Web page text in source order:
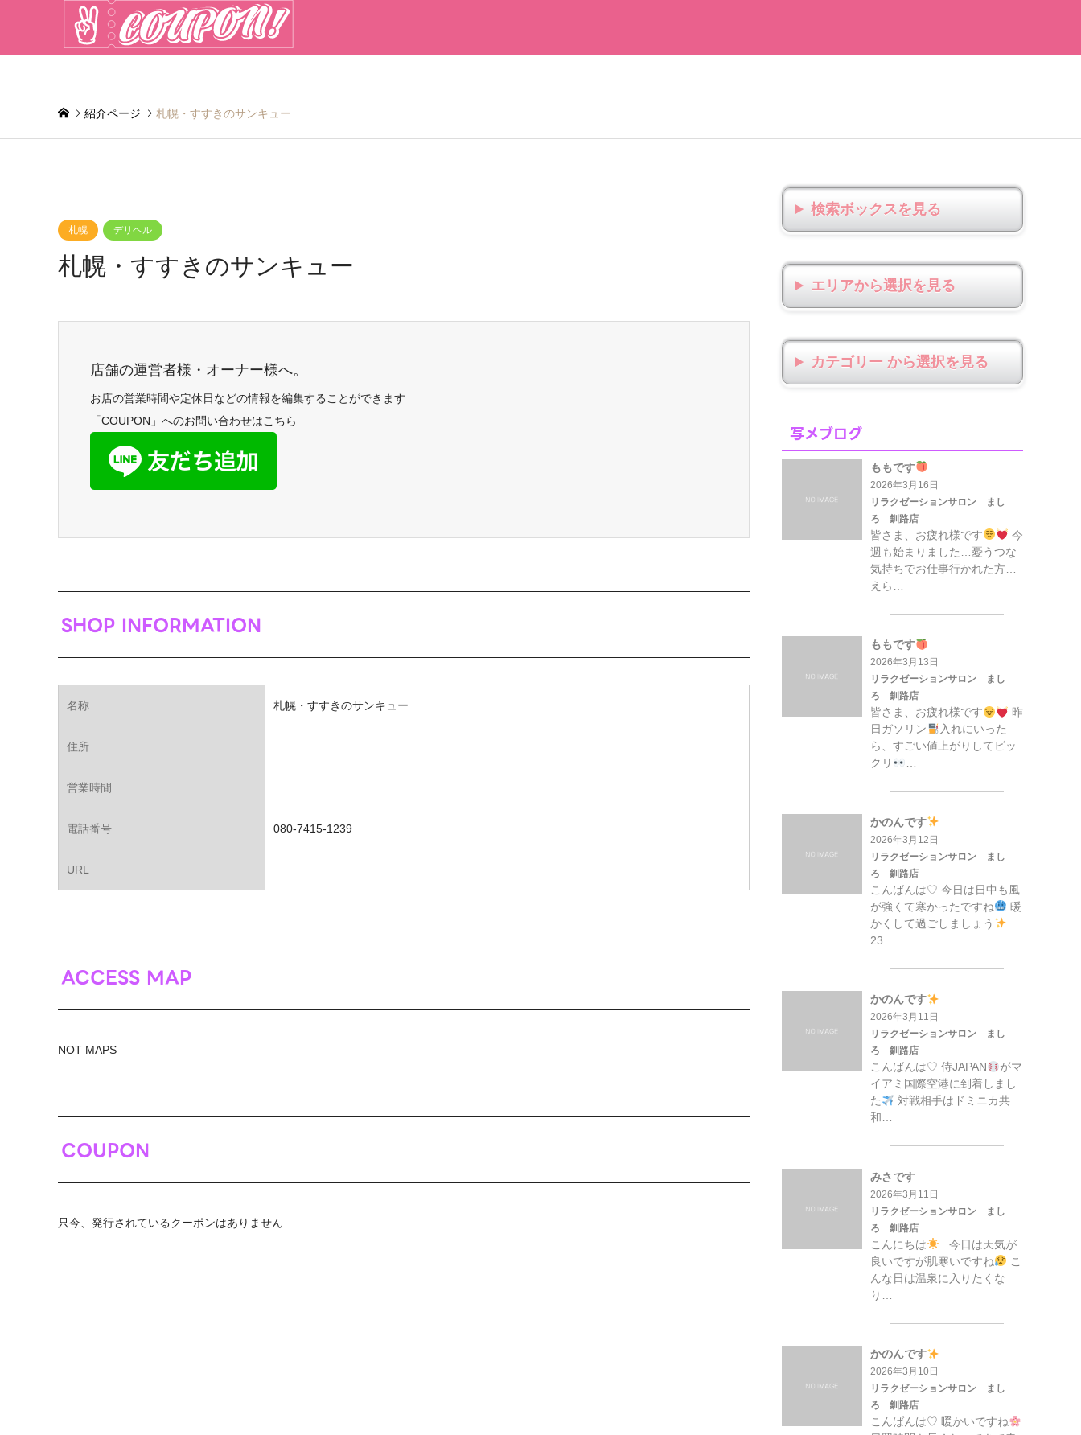
紹介ページ 札幌・すすきのサンキュー
札幌 デリヘル
札幌・すすきのサンキュー
店舗の運営者様・オーナー様へ。
お店の営業時間や定休日などの情報を編集することができます
「COUPON」へのお問い合わせはこちら
SHOP INFORMATION
名称 札幌・すすきのサンキュー
住所
営業時間
電話番号 080-7415-1239
URL
ACCESS MAP
NOT MAPS
COUPON
只今、発行されているクーポンはありません
検索ボックス
エリアから選択
カテゴリー から選択
写メブログ
ももです
2026年3月16日
リラクゼーションサロン まし
ろ 釧路店
皆さま、お疲れ様です
今
週も始まりました…憂うつな
気持ちでお仕事行かれた方…
えら…
ももです
2026年3月13日
リラクゼーションサロン まし
ろ 釧路店
皆さま、お疲れ様です
昨
日ガソリン
入れにいった
ら、すごい値上がりしてビッ
クリ
…
かのんです
2026年3月12日
リラクゼーションサロン まし
ろ 釧路店
こんばんは♡ 今日は日中も風
が強くて寒かったですね
暖
かくして過ごしましょう
23…
かのんです
2026年3月11日
リラクゼーションサロン まし
ろ 釧路店
こんばんは♡ 侍JAPAN
がマ
イアミ国際空港に到着しまし
た
対戦相手はドミニカ共
和…
みさです
2026年3月11日
リラクゼーションサロン まし
ろ 釧路店
こんにちは
今日は天気が
良いですが肌寒いですね
こ
んな日は温泉に入りたくな
り…
かのんです
2026年3月10日
リラクゼーションサロン まし
ろ 釧路店
こんばんは♡ 暖かいですね